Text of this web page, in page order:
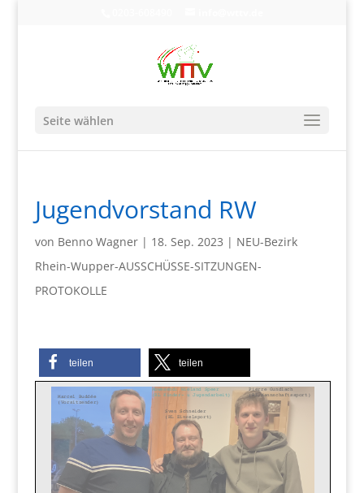
Seite wählen
Jugendvorstand RW
von Benno Wagner| 18. Sep. 2023 | NEU-Bezirk
Rhein-Wupper-AUSSCHÜSSE-SITZUNGEN-
PROTOKOLLE
teilen teilen